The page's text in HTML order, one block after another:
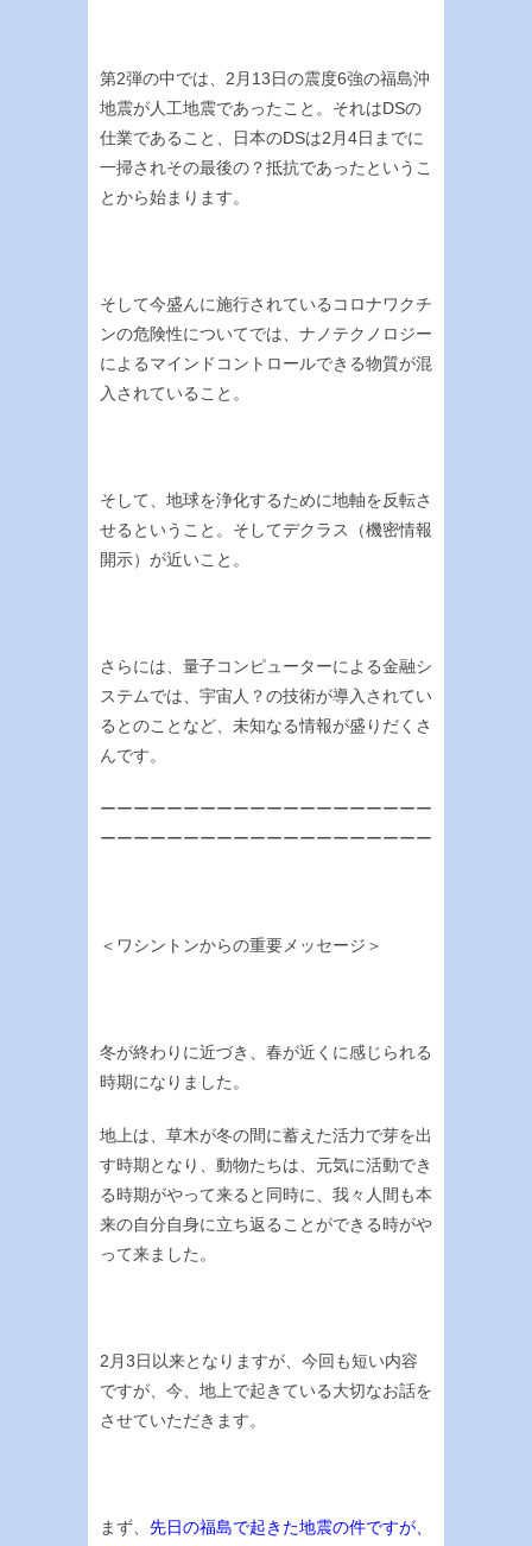
第2弾の中では、2月13日の震度6強の福島沖
地震が人工地震であったこと。それはDSの
仕業であること、日本のDSは2月4日までに
一掃されその最後の？抵抗であったというこ
とから始まります。
そして今盛んに施行されているコロナワクチ
ンの危険性についてでは、ナノテクノロジー
によるマインドコントロールできる物質が混
入されていること。
そして、地球を浄化するために地軸を反転さ
せるということ。そしてデクラス（機密情報
開示）が近いこと。
さらには、量子コンピューターによる金融シ
ステムでは、宇宙人？の技術が導入されてい
るとのことなど、未知なる情報が盛りだくさ
んです。
ーーーーーーーーーーーーーーーーーーーー
ーーーーーーーーーーーーーーーーーーーー
＜ワシントンからの重要メッセージ＞
冬が終わりに近づき、春が近くに感じられる
時期になりました。
地上は、草木が冬の間に蓄えた活力で芽を出
す時期となり、動物たちは、元気に活動でき
る時期がやって来ると同時に、我々人間も本
来の自分自身に立ち返ることができる時がや
って来ました。
2月3日以来となりますが、今回も短い内容
ですが、今、地上で起きている大切なお話を
させていただきます。
まず、 先日の福島で起きた地震の件ですが、